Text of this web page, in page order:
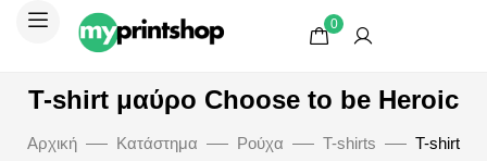
0
T-shirt μαύρο Choose to be Heroic
Αρχική Κατάστημα Ρούχα T-shirts
T-shirt